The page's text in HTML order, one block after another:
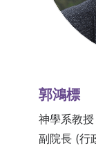
郭鴻標
神學系教授
副院長 (行